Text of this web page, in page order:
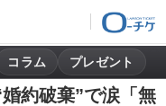
コラム プレゼント
約破棄”で涙「無